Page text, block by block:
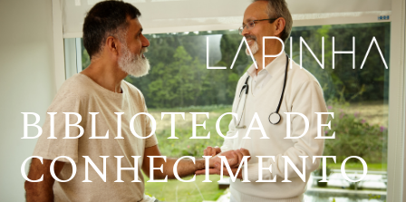
BIBLIOTECA DE
CONHECIMENTO